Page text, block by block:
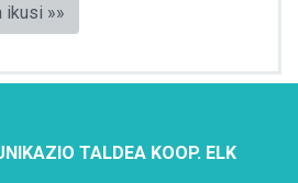
ikusi »»
TALDEA KOOP. ELK